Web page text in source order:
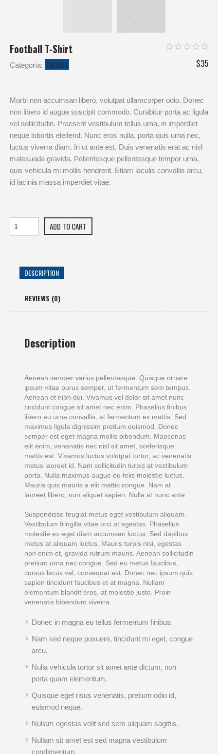
Football T-Shirt
$35
Categoría: Clothes
Morbi non accumsan libero, volutpat ullamcorper odio. Donec
non libero id augue suscipit commodo. Curabitur porta ac ligula
vel sollicitudin. Praesent vestibulum tellus urna, in imperdiet
neque lobortis eleifend. Nunc eros nulla, porta quis urna nec,
luctus viverra diam. In ut ante est. Duis venenatis erat ac nisl
malesuada gravida. Pellentesque pellentesque tempor urna,
quis vehicula mi mollis hendrerit. Etiam iaculis convallis arcu,
id lacinia massa imperdiet vitae.
ADD TO CART
DESCRIPTION
REVIEWS (0)
Description
Aenean semper varius pellentesque. Quisque ornare
ipsum vitae purus semper, ut fermentum sem tempus.
Aenean et nibh dui. Vivamus vel dolor sit amet nunc
tincidunt congue sit amet nec enim. Phasellus finibus
libero eu urna convallis, at fermentum ex mattis. Sed
maximus ligula dignissim pretium euismod. Donec
semper est eget magna mollis bibendum. Maecenas
elit enim, venenatis nec nisl sit amet, scelerisque
mattis est. Vivamus luctus volutpat tortor, ac venenatis
metus laoreet id. Nam sollicitudin turpis at vestibulum
porta. Nulla maximus augue eu felis molestie luctus.
Mauris quis mauris a elit mattis congue. Nam at
laoreet libero, non aliquet sapien. Nulla at nunc ante.
Suspendisse feugiat metus eget vestibulum aliquam.
Vestibulum fringilla vitae orci at egestas. Phasellus
molestie ex eget diam accumsan luctus. Sed dapibus
metus at aliquam luctus. Mauris turpis nisi, egestas
non enim et, gravida rutrum mauris. Aenean sollicitudin
pretium urna nec congue. Sed eu metus faucibus,
cursus lacus vel, consequat est. Donec nec ipsum quis
sapien tincidunt faucibus et at magna. Nullam
elementum blandit eros, at molestie justo. Proin
venenatis bibendum viverra.
Donec in magna eu tellus fermentum finibus.
Nam sed neque posuere, tincidunt mi eget, congue
arcu.
Nulla vehicula tortor sit amet ante dictum, non
porta quam elementum.
Quisque eget risus venenatis, pretium odio id,
euismod neque.
Nullam egestas velit sed sem aliquam sagittis.
Nullam sit amet est sed magna vestibulum
condimentum.